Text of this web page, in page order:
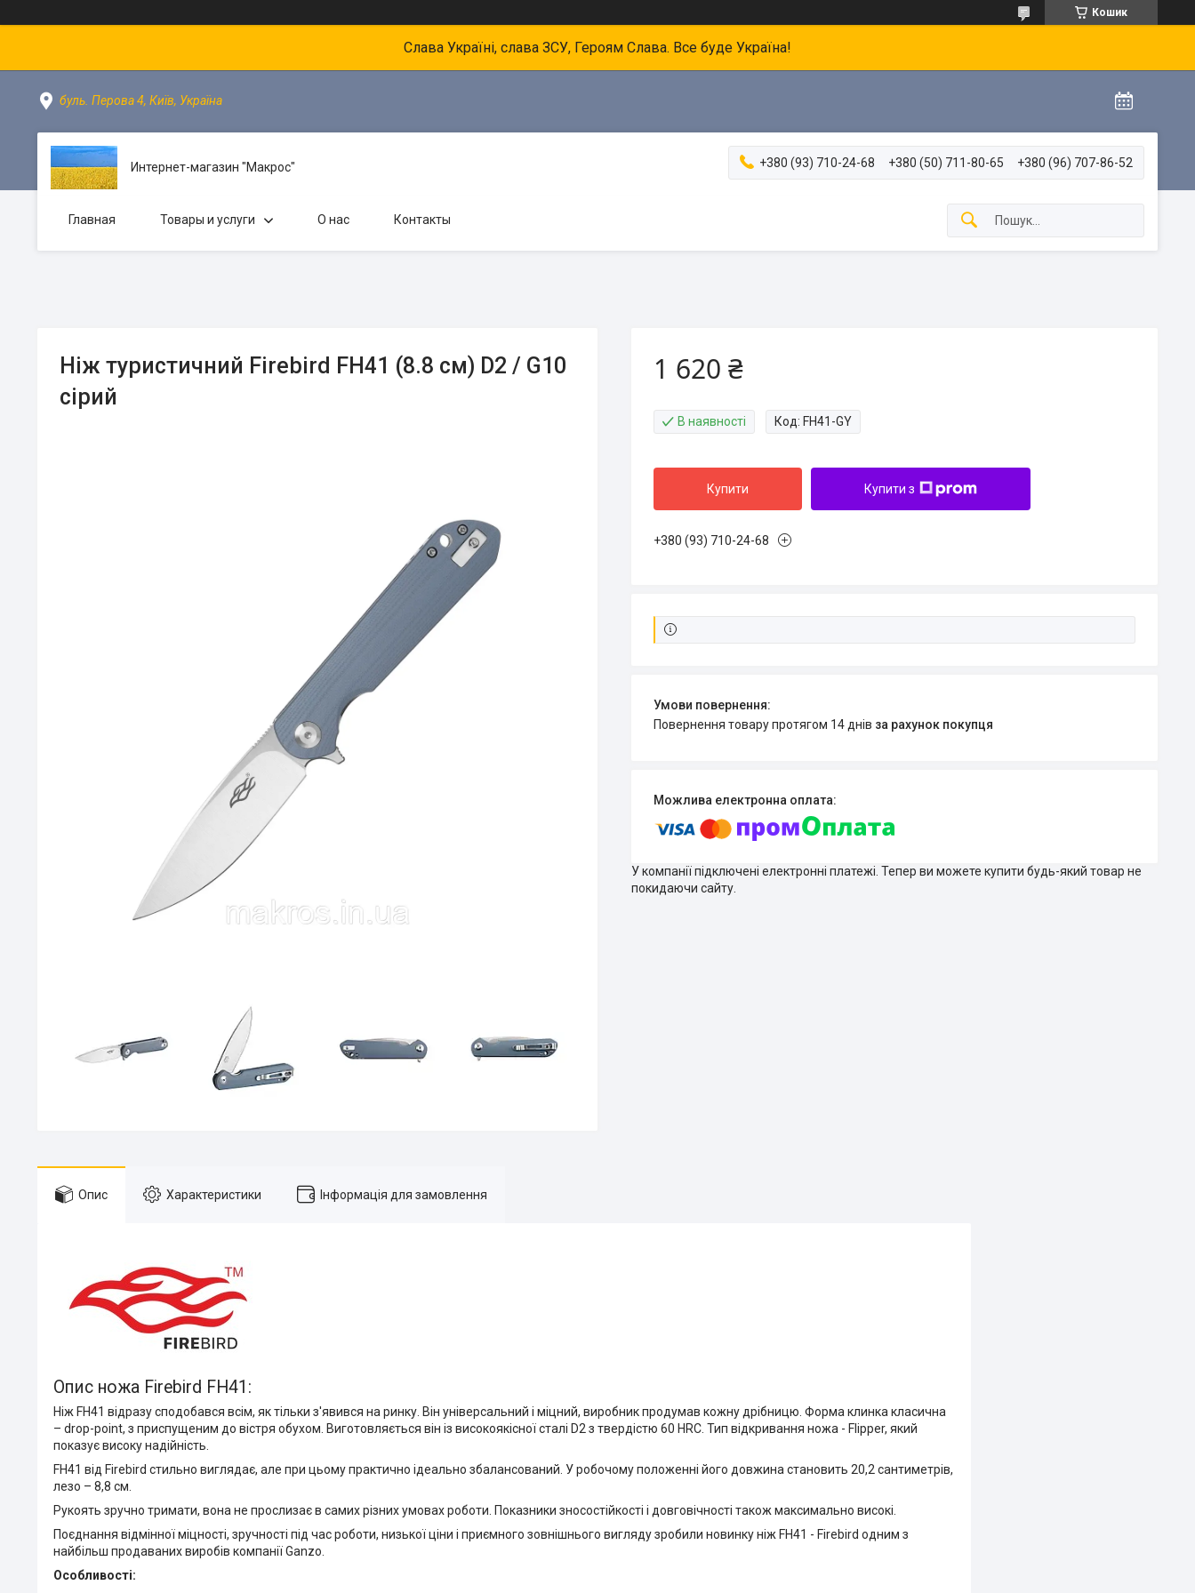
Кошик
Слава Україні, слава ЗСУ, Героям Слава. Все буде Україна!
буль. Перова 4, Київ, Україна
Интернет-магазин "Макрос" +380 (93) 710-24-68 +380 (50) 711-80-65 +380 (96) 707-86-52
Главная Товары и услуги О нас Контакты
Ніж туристичний Firebird FH41 (8.8 см) D2 / G10
сірий
1 620 ₴
В наявності Код: FH41-GY
Купити Купити з
+380 (93) 710-24-68
повернення товару протягом 14 днів за рахунок покупця
У компанії підключені електронні платежі. Тепер ви можете купити будь-який товар не
покидаючи сайту.
Опис Характеристики Інформація для замовлення
Опис ножа Firebird FH41:
Ніж FH41 відразу сподобався всім, як тільки з'явився на ринку. Він універсальний і міцний, виробник продумав кожну дрібницю. Форма клинка класична
– drop-point, з приспущеним до вістря обухом. Виготовляється він із високоякісної сталі D2 з твердістю 60 HRC. Тип відкривання ножа - Flipper, який
показує високу надійність.
FH41 від Firebird стильно виглядає, але при цьому практично ідеально збалансований. У робочому положенні його довжина становить 20,2 сантиметрів,
лезо – 8,8 см.
Рукоять зручно тримати, вона не прослизає в самих різних умовах роботи. Показники зносостійкості і довговічності також максимально високі.
Поєднання відмінної міцності, зручності під час роботи, низької ціни і приємного зовнішнього вигляду зробили новинку ніж FH41 - Firebird одним з
найбільш продаваних виробів компанії Ganzo.
Особливості: